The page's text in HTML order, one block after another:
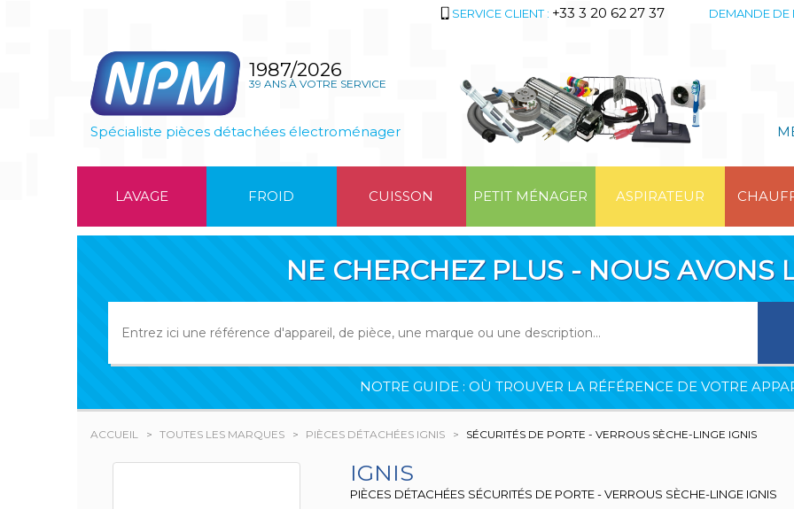
SERVICE CLIENT : +33 3 20 62 27 37 DEMANDE DE
1987/2026
39 ANS À VOTRE SERVICE
Spécialiste pièces détachées électroménager
LAVAGE FROID CUISSON PETIT MÉNAGER ASPIRATEUR
NE CHERCHEZ PLUS - NOUS AVONS
NOTRE GUIDE : OÙ TROUVER LA RÉFÉRENCE DE VOTRE
ACCUEIL TOUTES LES MARQUES PIÈCES DÉTACHÉES IGNIS SÉCURITÉS DE PORTE - VERROUS SÈCHE-LINGE IGNIS
IGNIS
PIÈCES DÉTACHÉES SÉCURITÉS DE PORTE - VERROUS SÈCHE-LINGE IGNIS